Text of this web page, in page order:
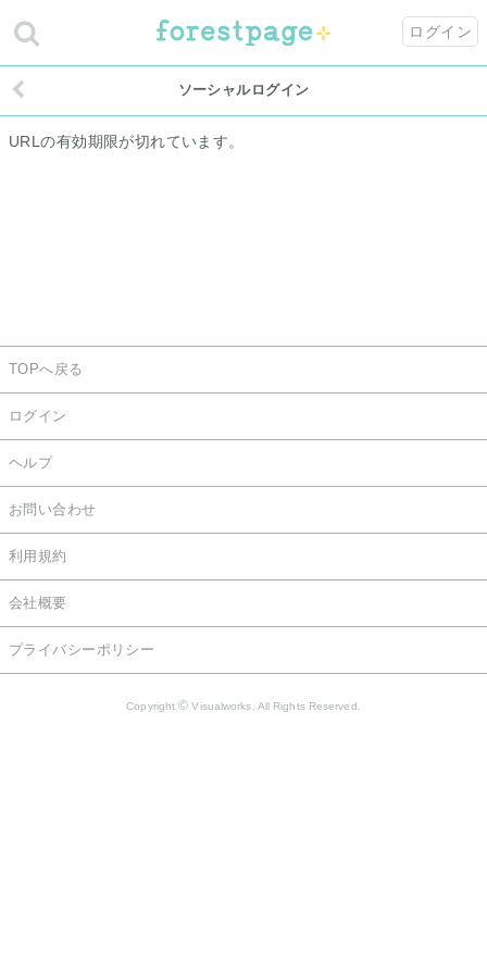
ログイン
ソーシャルログイン
URLの有効期限が切れています。
TOPへ戻る
ログイン
ヘルプ
お問い合わせ
利用規約
会社概要
プライバシーポリシー
Copyright© Visualworks. All Rights Reserved.